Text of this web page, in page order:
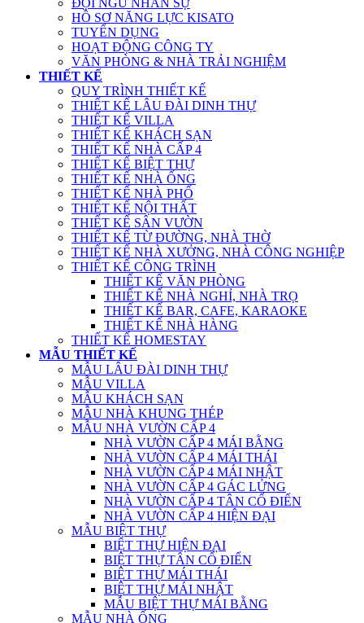
ĐỘI NGŨ NHÂN SỰ
HỒ SƠ NĂNG LỰC KISATO
TUYỂN DỤNG
HOẠT ĐỘNG CÔNG TY
VĂN PHÒNG & NHÀ TRẢI NGHIỆM
THIẾT KẾ
QUY TRÌNH THIẾT KẾ
THIẾT KẾ LÂU ĐÀI DINH THỰ
THIẾT KẾ VILLA
THIẾT KẾ KHÁCH SẠN
THIẾT KẾ NHÀ CẤP 4
THIẾT KẾ BIỆT THỰ
THIẾT KẾ NHÀ ỐNG
THIẾT KẾ NHÀ PHỐ
THIẾT KẾ NỘI THẤT
THIẾT KẾ SÂN VƯỜN
THIẾT KẾ TỪ ĐƯỜNG, NHÀ THỜ
THIẾT KẾ NHÀ XƯỞNG, NHÀ CÔNG NGHIỆP
THIẾT KẾ CÔNG TRÌNH
THIẾT KẾ VĂN PHÒNG
THIẾT KẾ NHÀ NGHỈ, NHÀ TRỌ
THIẾT KẾ BAR, CAFE, KARAOKE
THIẾT KẾ NHÀ HÀNG
THIẾT KẾ HOMESTAY
MẪU THIẾT KẾ
MẪU LÂU ĐÀI DINH THỰ
MẪU VILLA
MẪU KHÁCH SẠN
MẪU NHÀ KHUNG THÉP
MẪU NHÀ VƯỜN CẤP 4
NHÀ VƯỜN CẤP 4 MÁI BẰNG
NHÀ VƯỜN CẤP 4 MÁI THÁI
NHÀ VƯỜN CẤP 4 MÁI NHẬT
NHÀ VƯỜN CẤP 4 GÁC LỬNG
NHÀ VƯỜN CẤP 4 TÂN CỔ ĐIỂN
NHÀ VƯỜN CẤP 4 HIỆN ĐẠI
MẪU BIỆT THỰ
BIỆT THỰ HIỆN ĐẠI
BIỆT THỰ TÂN CỔ ĐIỂN
BIỆT THỰ MÁI THÁI
BIỆT THỰ MÁI NHẬT
MẪU BIỆT THỰ MÁI BẰNG
MẪU NHÀ ỐNG